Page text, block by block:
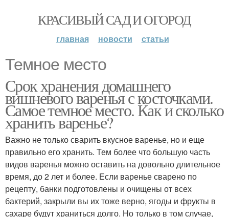
КРАСИВЫЙ САД И ОГОРОД
главная новости статьи
Темное место
Срок хранения домашнего
вишневого варенья с косточками.
Самое темное место. Как и сколько
хранить варенье?
Важно не только сварить вкусное варенье, но и еще
правильно его хранить. Тем более что большую часть
видов варенья можно оставить на довольно длительное
время, до 2 лет и более. Если варенье сварено по
рецепту, банки подготовлены и очищены от всех
бактерий, закрыли вы их тоже верно, ягоды и фрукты в
сахаре будут храниться долго. Но только в том случае,